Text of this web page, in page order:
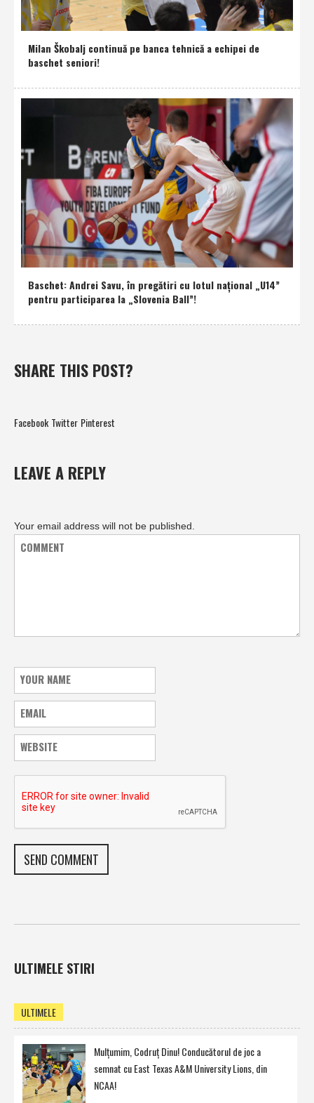
Milan Škobalj continuă pe banca tehnică a echipei de
baschet seniori!
Baschet: Andrei Savu, în pregătiri cu lotul naţional „U14”
pentru participarea la „Slovenia Ball”!
SHARE THIS POST?
Facebook Twitter Pinterest
LEAVE A REPLY
Your email address will not be published.
ULTIMELE STIRI
ULTIMELE
Mulţumim, Codruţ Dinu! Conducătorul de joc a
semnat cu East Texas A&M University Lions, din
NCAA!